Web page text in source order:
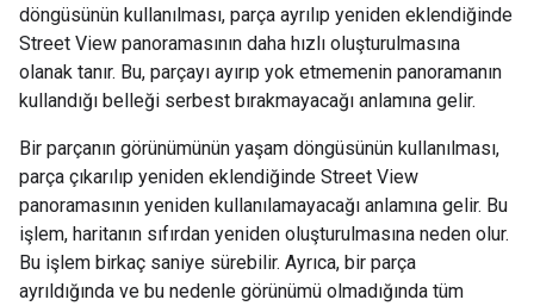
döngüsünün kullanılması, parça ayrılıp yeniden eklendiğinde
Street View panoramasının daha hızlı oluşturulmasına
olanak tanır. Bu, parçayı ayırıp yok etmemenin panoramanın
kullandığı belleği serbest bırakmayacağı anlamına gelir.
Bir parçanın görünümünün yaşam döngüsünün kullanılması,
parça çıkarılıp yeniden eklendiğinde Street View
panoramasının yeniden kullanılamayacağı anlamına gelir. Bu
işlem, haritanın sıfırdan yeniden oluşturulmasına neden olur.
Bu işlem birkaç saniye sürebilir. Ayrıca, bir parça
ayrıldığında ve bu nedenle görünümü olmadığında tüm